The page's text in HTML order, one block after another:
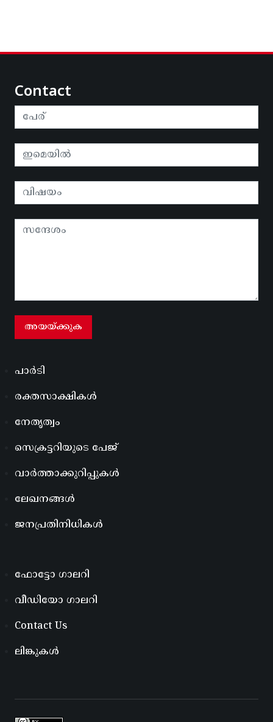
Contact
പാർടി
രക്തസാക്ഷികൾ
നേതൃത്വം
സെക്രട്ടറിയുടെ പേജ്
വാർത്താക്കുറിപ്പുകൾ
ലേഖനങ്ങൾ
ജനപ്രതിനിധികൾ
ഫോട്ടോ ഗാലറി
വീഡിയോ ഗാലറി
Contact Us
ലിങ്കുകൾ